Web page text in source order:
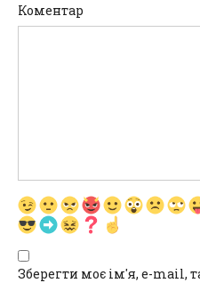
Коментар
Зберегти моє ім'я, e-mail,